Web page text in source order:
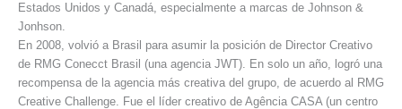
Estados Unidos y Canadá, especialmente a marcas de Johnson &
Jonhson.
En 2008, volvió a Brasil para asumir la posición de Director Creativo
de RMG Conecct Brasil (una agencia JWT). En solo un año, logró una
recompensa de la agencia más creativa del grupo, de acuerdo al RMG
Creative Challenge. Fue el líder creativo de Agência CASA (un centro